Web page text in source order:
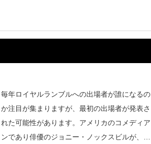
毎年ロイヤルランブルへの出場者が誰になるの
か注目が集まりますが、最初の出場者が発表さ
れた可能性があります。アメリカのコメディア
ンであり俳優のジョニー・ノックスビルが、男